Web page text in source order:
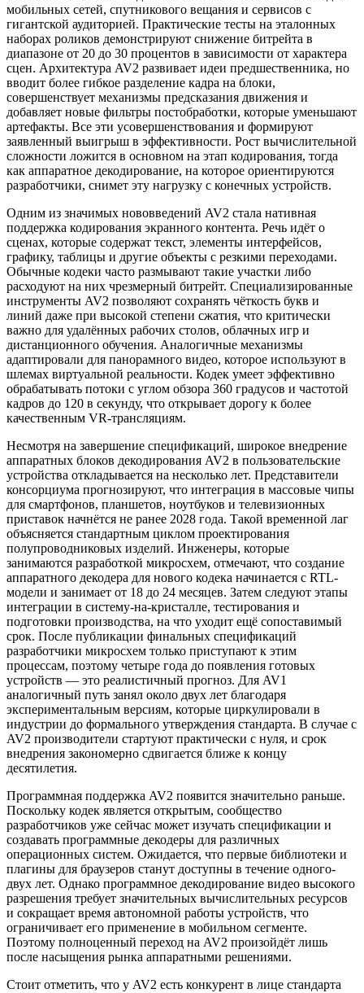
мобильных сетей, спутникового вещания и сервисов с
гигантской аудиторией. Практические тесты на эталонных
наборах роликов демонстрируют снижение битрейта в
диапазоне от 20 до 30 процентов в зависимости от характера
сцен. Архитектура AV2 развивает идеи предшественника, но
вводит более гибкое разделение кадра на блоки,
совершенствует механизмы предсказания движения и
добавляет новые фильтры постобработки, которые уменьшают
артефакты. Все эти усовершенствования и формируют
заявленный выигрыш в эффективности. Рост вычислительной
сложности ложится в основном на этап кодирования, тогда
как аппаратное декодирование, на которое ориентируются
разработчики, снимет эту нагрузку с конечных устройств.
Одним из значимых нововведений AV2 стала нативная
поддержка кодирования экранного контента. Речь идёт о
сценах, которые содержат текст, элементы интерфейсов,
графику, таблицы и другие объекты с резкими переходами.
Обычные кодеки часто размывают такие участки либо
расходуют на них чрезмерный битрейт. Специализированные
инструменты AV2 позволяют сохранять чёткость букв и
линий даже при высокой степени сжатия, что критически
важно для удалённых рабочих столов, облачных игр и
дистанционного обучения. Аналогичные механизмы
адаптировали для панорамного видео, которое используют в
шлемах виртуальной реальности. Кодек умеет эффективно
обрабатывать потоки с углом обзора 360 градусов и частотой
кадров до 120 в секунду, что открывает дорогу к более
качественным VR-трансляциям.
Несмотря на завершение спецификаций, широкое внедрение
аппаратных блоков декодирования AV2 в пользовательские
устройства откладывается на несколько лет. Представители
консорциума прогнозируют, что интеграция в массовые чипы
для смартфонов, планшетов, ноутбуков и телевизионных
приставок начнётся не ранее 2028 года. Такой временной лаг
объясняется стандартным циклом проектирования
полупроводниковых изделий. Инженеры, которые
занимаются разработкой микросхем, отмечают, что создание
аппаратного декодера для нового кодека начинается с RTL-
модели и занимает от 18 до 24 месяцев. Затем следуют этапы
интеграции в систему-на-кристалле, тестирования и
подготовки производства, на что уходит ещё сопоставимый
срок. После публикации финальных спецификаций
разработчики микросхем только приступают к этим
процессам, поэтому четыре года до появления готовых
устройств — это реалистичный прогноз. Для AV1
аналогичный путь занял около двух лет благодаря
экспериментальным версиям, которые циркулировали в
индустрии до формального утверждения стандарта. В случае с
AV2 производители стартуют практически с нуля, и срок
внедрения закономерно сдвигается ближе к концу
десятилетия.
Программная поддержка AV2 появится значительно раньше.
Поскольку кодек является открытым, сообщество
разработчиков уже сейчас может изучать спецификации и
создавать программные декодеры для различных
операционных систем. Ожидается, что первые библиотеки и
плагины для браузеров станут доступны в течение одного-
двух лет. Однако программное декодирование видео высокого
разрешения требует значительных вычислительных ресурсов
и сокращает время автономной работы устройств, что
ограничивает его применение в мобильном сегменте.
Поэтому полноценный переход на AV2 произойдёт лишь
после насыщения рынка аппаратными решениями.
Стоит отметить, что у AV2 есть конкурент в лице стандарта